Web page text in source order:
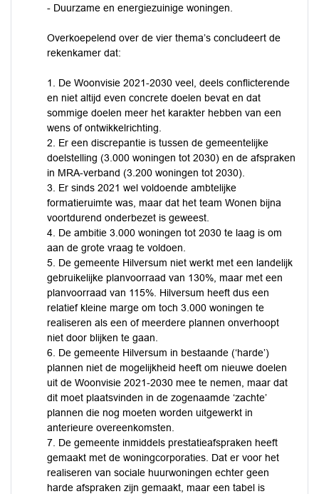
- Duurzame en energiezuinige woningen.
Overkoepelend over de vier thema’s concludeert de
rekenkamer dat:
1. De Woonvisie 2021-2030 veel, deels conflicterende
en niet altijd even concrete doelen bevat en dat
sommige doelen meer het karakter hebben van een
wens of ontwikkelrichting.
2. Er een discrepantie is tussen de gemeentelijke
doelstelling (3.000 woningen tot 2030) en de afspraken
in MRA-verband (3.200 woningen tot 2030).
3. Er sinds 2021 wel voldoende ambtelijke
formatieruimte was, maar dat het team Wonen bijna
voortdurend onderbezet is geweest.
4. De ambitie 3.000 woningen tot 2030 te laag is om
aan de grote vraag te voldoen.
5. De gemeente Hilversum niet werkt met een landelijk
gebruikelijke planvoorraad van 130%, maar met een
planvoorraad van 115%. Hilversum heeft dus een
relatief kleine marge om toch 3.000 woningen te
realiseren als een of meerdere plannen onverhoopt
niet door blijken te gaan.
6. De gemeente Hilversum in bestaande (‘harde’)
plannen niet de mogelijkheid heeft om nieuwe doelen
uit de Woonvisie 2021-2030 mee te nemen, maar dat
dit moet plaatsvinden in de zogenaamde ‘zachte’
plannen die nog moeten worden uitgewerkt in
anterieure overeenkomsten.
7. De gemeente inmiddels prestatieafspraken heeft
gemaakt met de woningcorporaties. Dat er voor het
realiseren van sociale huurwoningen echter geen
harde afspraken zijn gemaakt, maar een tabel is